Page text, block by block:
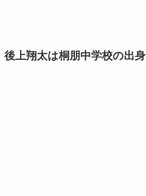
後上翔太は桐朋中学校の出身